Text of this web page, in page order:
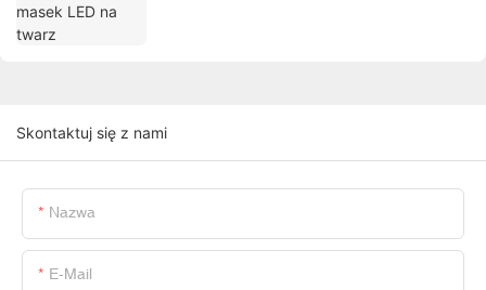
Skontaktuj się z nami
Nazwa
E-Mail